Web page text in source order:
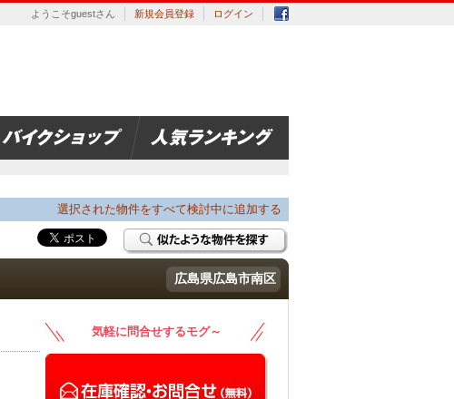
ようこそguestさん 新規会員登録 ログイン
選択された物件をすべて検討中に追加する
広島県広島市南区
気軽に問合せするモグ～